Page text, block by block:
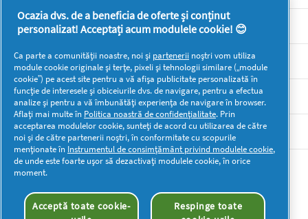
BRANDURI
SUPORT
SECŢIUNI
DOCUMENTE LEGALE DETERGENTI SA
Mai multă inspirație
Ocazia dvs. de a beneficia de oferte și conținut
personalizat! Acceptați acum modulele cookie! 😊
Ca parte a comunității noastre, noi și partenerii noștri vom utiliza
module cookie originale și terțe, pixeli și tehnologii similare („module
cookie”) pe acest site pentru a vă afișa publicitate personalizată în
funcție de interesele și obiceiurile dvs. de navigare, pentru a efectua
analize și pentru a vă îmbunătăți experiența de navigare în browser.
Aflați mai multe în Politica noastră de confidențialitate. Prin
acceptarea modulelor cookie, sunteți de acord cu utilizarea de către
noi și de către partenerii noștri, în conformitate cu scopurile
menționate în Instrumentul de consimțământ privind modulele cookie,
de unde este foarte ușor să dezactivați modulele cookie, în orice
moment.
Acceptă toate cookie-
Respinge toate